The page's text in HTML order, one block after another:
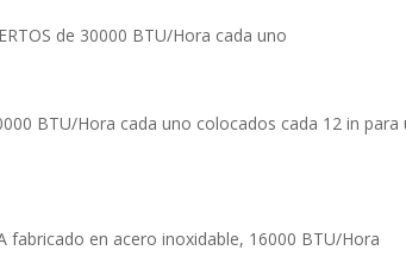
de 30000 BTU/Hora cada uno
BTU/Hora cada uno colocados cada 12 in
fabricado en acero inoxidable, 16000 BTU/Hora